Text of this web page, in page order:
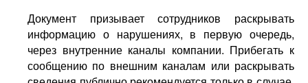
Документ призывает сотрудников раскрывать
информацию о нарушениях, в первую очередь,
через внутренние каналы компании. Прибегать к
сообщению по внешним каналам или раскрывать